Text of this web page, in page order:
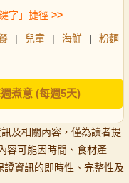
字」捷徑 >>
| 兒童 | 海鮮 |
粉麵
煮意 (每週5天)
及相關內容，僅為讀者提
容可能因時間、食材產
資訊的即時性、完整性及